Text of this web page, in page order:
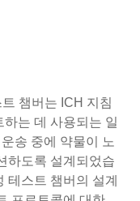
챔버는 ICH 지침
는 데 사용되는 일
송 중에 약물이 노
하도록 설계되었습
테스트 챔버의 설계